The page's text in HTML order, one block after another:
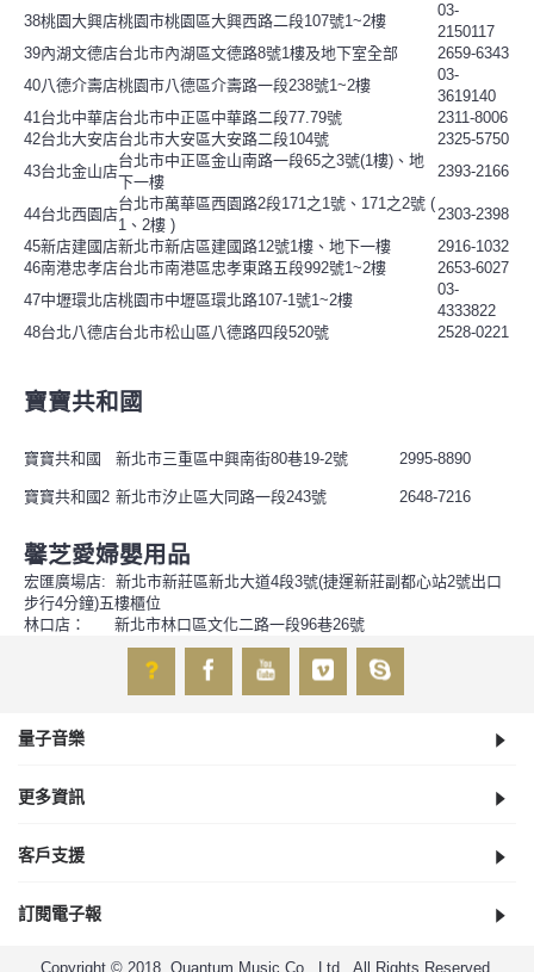
38桃園大興店桃園市桃園區大興西路二段107號1~2樓
03-
2150117
39內湖文德店台北市內湖區文德路8號1樓及地下室全部
2659-6343
40八德介壽店桃園市八德區介壽路一段238號1~2樓
03-
3619140
41台北中華店台北市中正區中華路二段77.79號
2311-8006
42台北大安店台北市大安區大安路二段104號
2325-5750
43台北金山店
台北市中正區金山南路一段65之3號(1樓)、地
下一樓
2393-2166
44台北西園店
台北市萬華區西園路2段171之1號、171之2號 (
1、2樓 )
2303-2398
45新店建國店新北市新店區建國路12號1樓、地下一樓
2916-1032
46南港忠孝店台北市南港區忠孝東路五段992號1~2樓
2653-6027
47中壢環北店桃園市中壢區環北路107-1號1~2樓
03-
4333822
48台北八德店台北市松山區八德路四段520號 2528-0221
寶寶共和國
寶寶共和國 新北市三重區中興南街80巷19-2號 2995-8890
寶寶共和國2 新北市汐止區大同路一段243號 2648-7216
馨芝愛婦嬰用品
宏匯廣場店: 新北市新莊區新北大道4段3號(捷運新莊副都心站2號出口
步行4分鐘)五樓櫃位
林口店： 新北市林口區文化二路一段96巷26號
量子音樂
更多資訊
客戶支援
訂閱電子報
Copyright © 2018, Quantum Music Co., Ltd., All Rights Reserved.